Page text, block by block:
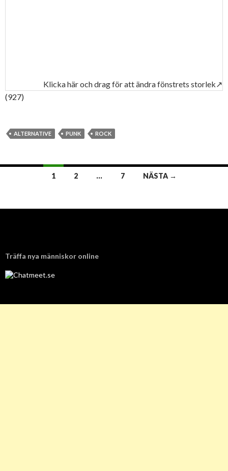
Klicka här och drag för att ändra fönstrets storlek↗
(927)
ALTERNATIVE PUNK ROCK
1 2 … 7 NÄSTA →
Träffa nya människor online